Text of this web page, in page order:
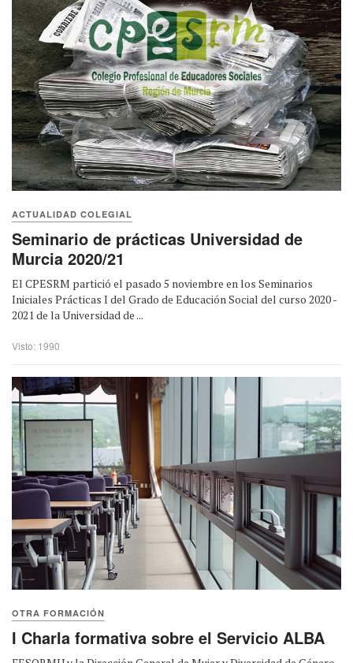
ACTUALIDAD COLEGIAL
Seminario de prácticas Universidad de
Murcia 2020/21
El CPESRM partició el pasado 5 noviembre en los Seminarios
Iniciales Prácticas I del Grado de Educación Social del curso 2020 -
2021 de la Universidad de ...
Visto: 1990
OTRA FORMACIÓN
I Charla formativa sobre el Servicio ALBA